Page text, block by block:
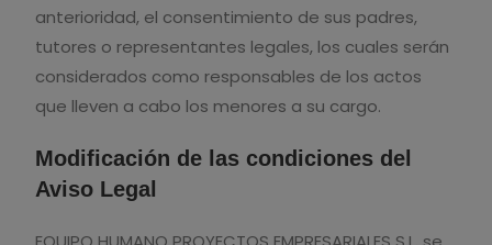
anterioridad, el consentimiento de sus padres,
tutores o representantes legales, los cuales serán
considerados como responsables de los actos
que lleven a cabo los menores a su cargo.
Modificación de las condiciones del
Aviso Legal